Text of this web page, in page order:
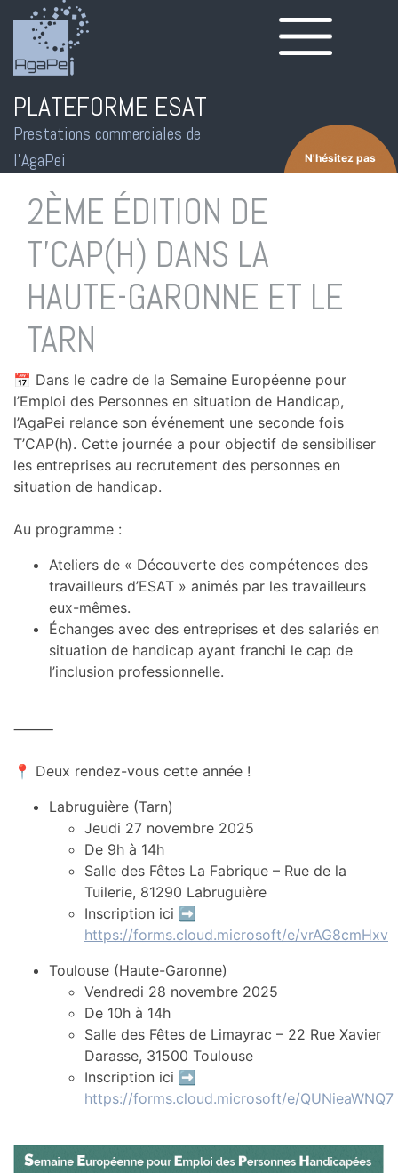
contenu
principal
PLATEFORME ESAT
Prestations commerciales de
l'AgaPei
N'hésitez pas
2ÈME ÉDITION DE
T'CAP(H) DANS LA
HAUTE-GARONNE ET LE
TARN
📅 Dans le cadre de la Semaine Européenne pour
l’Emploi des Personnes en situation de Handicap,
l’AgaPei relance son événement une seconde fois
T’CAP(h). Cette journée a pour objectif de sensibiliser
les entreprises au recrutement des personnes en
situation de handicap.
Au programme :
Ateliers de « Découverte des compétences des
travailleurs d’ESAT » animés par les travailleurs
eux-mêmes.
Échanges avec des entreprises et des salariés en
situation de handicap ayant franchi le cap de
l’inclusion professionnelle.
⸻
📍 Deux rendez-vous cette année !
Labruguière (Tarn)
Jeudi 27 novembre 2025
De 9h à 14h
Salle des Fêtes La Fabrique – Rue de la
Tuilerie, 81290 Labruguière
Inscription ici ➡️
https://forms.cloud.microsoft/e/vrAG8cmHxv
Toulouse (Haute-Garonne)
Vendredi 28 novembre 2025
De 10h à 14h
Salle des Fêtes de Limayrac – 22 Rue Xavier
Darasse, 31500 Toulouse
Inscription ici ➡️
https://forms.cloud.microsoft/e/QUNieaWNQ7
Panneau de gestion des cookies